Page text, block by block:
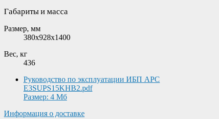
Габариты и масса
Размер, мм
380х928х1400
Вес, кг
436
Руководство по эксплуатации ИБП APC
E3SUPS15KHB2.pdf
Размер: 4 Мб
Информация о доставке